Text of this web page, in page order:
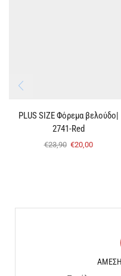
PLUS SIZE Φόρεμα βελούδο|
2741-Red
€23,90 €20,00